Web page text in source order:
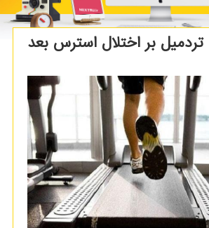
تردمیل بر اختلال استرس بعد